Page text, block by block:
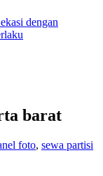
dengan
barat
foto, sewa partisi